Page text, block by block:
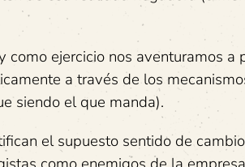
ejercicio nos aventuramos a
a través de los
siendo el que manda).
el supuesto sentido de